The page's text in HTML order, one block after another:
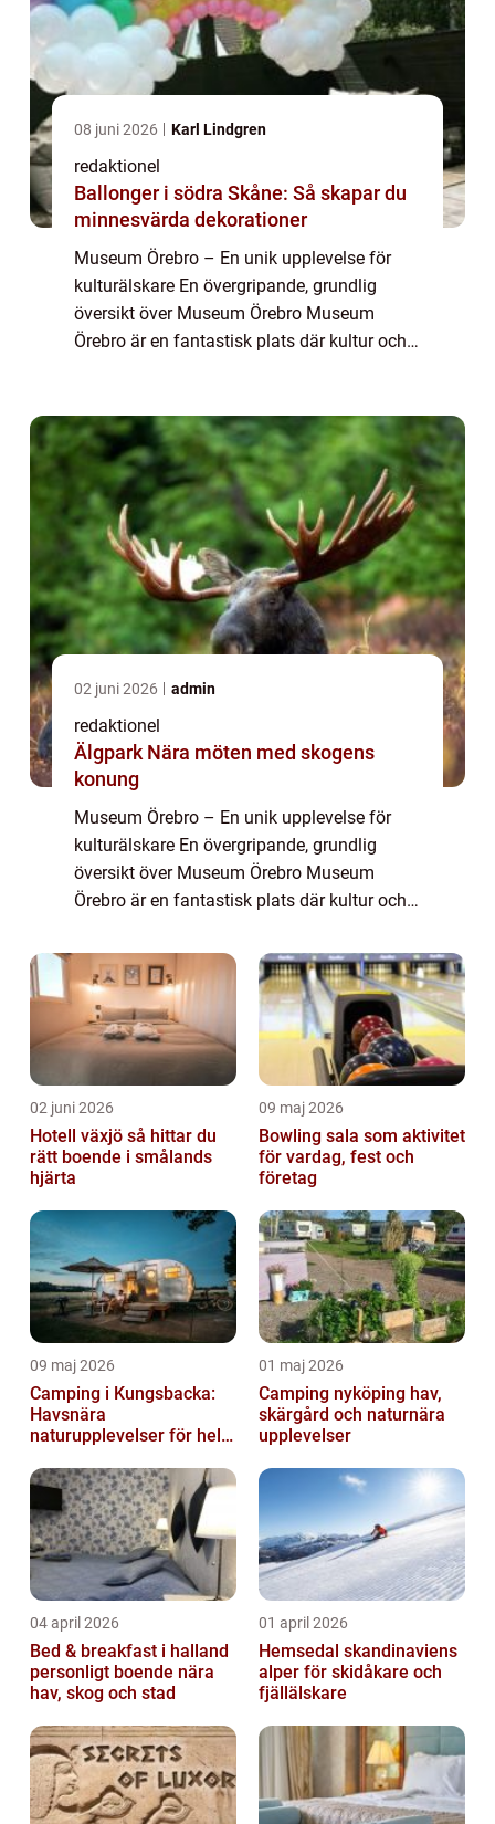
08 juni 2026 Karl Lindgren
redaktionel
Ballonger i södra Skåne: Så skapar du
minnesvärda dekorationer
Museum Örebro – En unik upplevelse för
kulturälskare En övergripande, grundlig
översikt över Museum Örebro Museum
Örebro är en fantastisk plats där kultur och
...
02 juni 2026 admin
redaktionel
Älgpark Nära möten med skogens
konung
Museum Örebro – En unik upplevelse för
kulturälskare En övergripande, grundlig
översikt över Museum Örebro Museum
Örebro är en fantastisk plats där kultur och
och visas upp på ett spännande och lärorikt
...
02 juni 2026
Hotell växjö så hittar du
rätt boende i smålands
hjärta
09 maj 2026
Bowling sala som aktivitet
för vardag, fest och
företag
09 maj 2026
Camping i Kungsbacka:
Havsnära
naturupplevelser för hela
01 maj 2026
Camping nyköping hav,
skärgård och naturnära
upplevelser
04 april 2026
Bed & breakfast i halland
personligt boende nära
hav, skog och stad
01 april 2026
Hemsedal skandinaviens
alper för skidåkare och
fjällälskare